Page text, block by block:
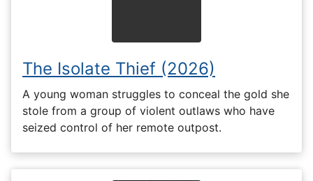
The Isolate Thief (2026)
A young woman struggles to conceal the gold she
stole from a group of violent outlaws who have
seized control of her remote outpost.